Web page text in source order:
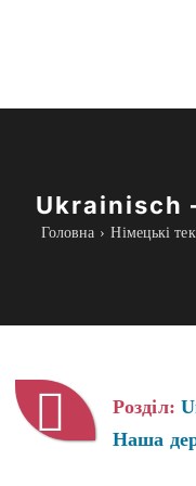
Все
Ukrainisch
Головна Німецькі
Розділ:
Наша